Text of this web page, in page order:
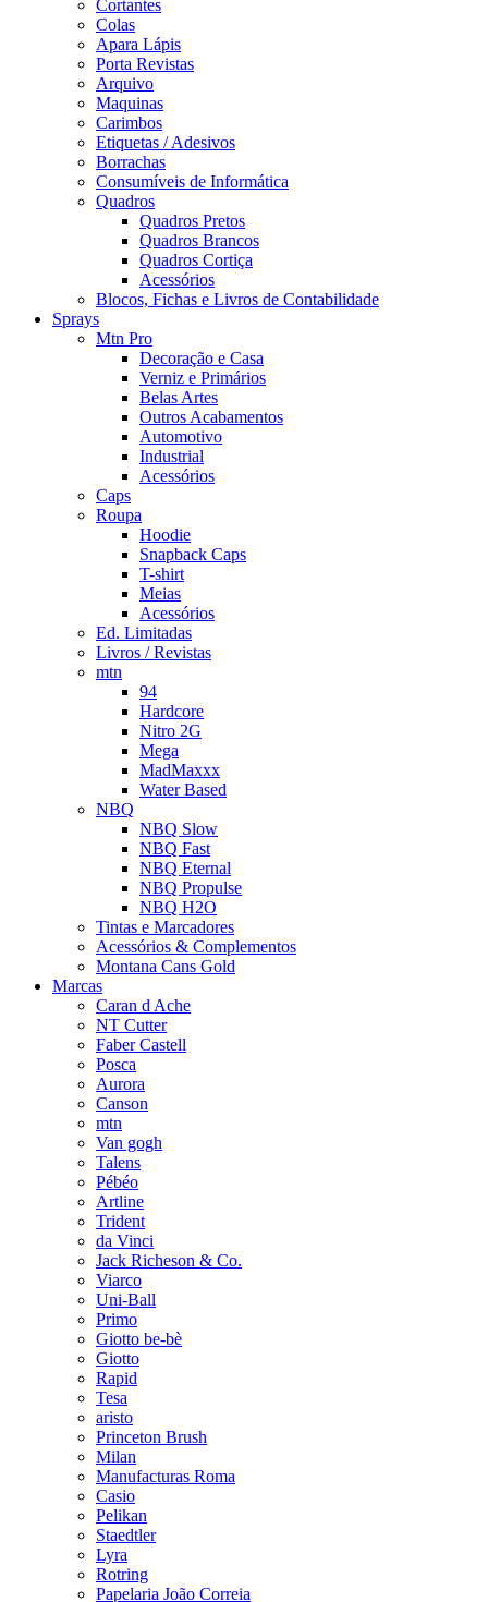
Cortantes
Colas
Apara Lápis
Porta Revistas
Arquivo
Maquinas
Carimbos
Etiquetas / Adesivos
Borrachas
Consumíveis de Informática
Quadros
Quadros Pretos
Quadros Brancos
Quadros Cortiça
Acessórios
Blocos, Fichas e Livros de Contabilidade
Sprays
Mtn Pro
Decoração e Casa
Verniz e Primários
Belas Artes
Outros Acabamentos
Automotivo
Industrial
Acessórios
Caps
Roupa
Hoodie
Snapback Caps
T-shirt
Meias
Acessórios
Ed. Limitadas
Livros / Revistas
mtn
94
Hardcore
Nitro 2G
Mega
MadMaxxx
Water Based
NBQ
NBQ Slow
NBQ Fast
NBQ Eternal
NBQ Propulse
NBQ H2O
Tintas e Marcadores
Acessórios & Complementos
Montana Cans Gold
Marcas
Caran d Ache
NT Cutter
Faber Castell
Posca
Aurora
Canson
mtn
Van gogh
Talens
Pébéo
Artline
Trident
da Vinci
Jack Richeson & Co.
Viarco
Uni-Ball
Primo
Giotto be-bè
Giotto
Rapid
Tesa
aristo
Princeton Brush
Milan
Manufacturas Roma
Casio
Pelikan
Staedtler
Lyra
Rotring
Papelaria João Correia